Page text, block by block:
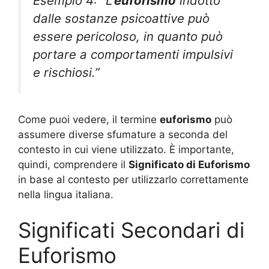
dalle sostanze psicoattive può
essere pericoloso, in quanto può
portare a comportamenti impulsivi
e rischiosi.”
Come puoi vedere, il termine euforismo può
assumere diverse sfumature a seconda del
contesto in cui viene utilizzato. È importante,
quindi, comprendere il Significato di Euforismo
in base al contesto per utilizzarlo correttamente
nella lingua italiana.
Significati Secondari di
Euforismo